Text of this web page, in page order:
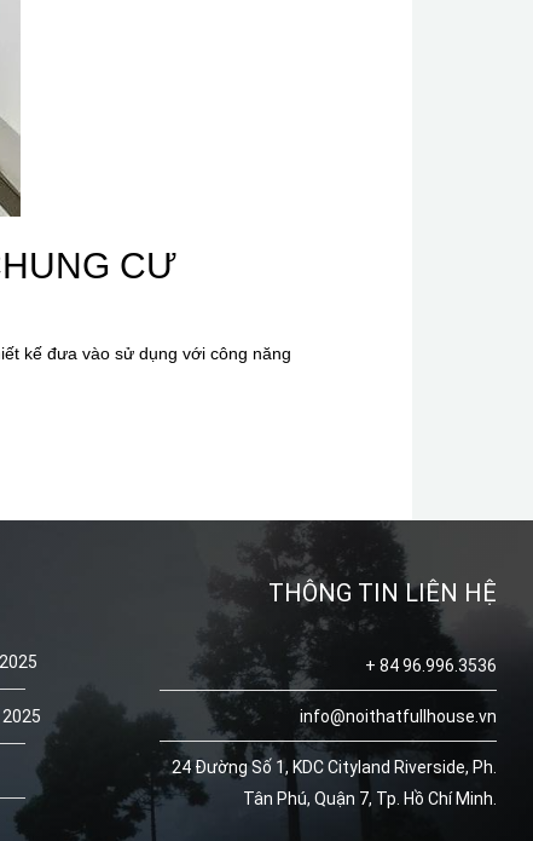
CƯ
kế đưa vào sử dụng với công năng
THÔNG TIN LIÊN HỆ
+ 84 96.996.3536
info@noithatfullhouse.vn
24 Đường Số 1, KDC Cityland Riverside, Ph.
Tân Phú, Quận 7, Tp. Hồ Chí Minh.